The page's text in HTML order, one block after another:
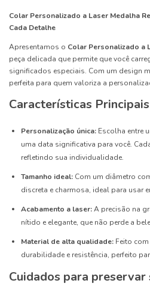
Colar Personalizado a Laser Medalha
Cada Detalhe
Apresentamos o Colar Personalizado a
peça delicada que permite que você
significados especiais. Com um design
perfeita para quem valoriza a
Características
Personalização única: Escolha entre
uma data significativa para você.
refletindo sua individualidade.
Tamanho ideal: Com um diâmetro
discreta e charmosa, ideal para usar
Acabamento a laser:A precisão na
nítido e elegante, que não perde a
Material de alta qualidade: Feito
durabilidade e resistência, perfeito
Cuidados para preservar